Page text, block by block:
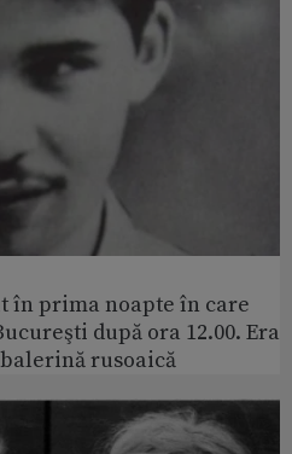
în prima noapte în care
după ora 12.00. Era
rusoaică